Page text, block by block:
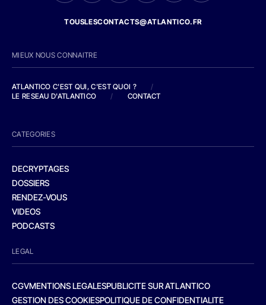
TOUSLESCONTACTS@ATLANTICO.FR
MIEUX NOUS CONNAITRE
ATLANTICO C'EST QUI, C'EST QUOI ?
/
LE RESEAU D'ATLANTICO
/ CONTACT
CATEGORIES
DECRYPTAGES
DOSSIERS
RENDEZ-VOUS
VIDEOS
PODCASTS
LEGAL
CGVMENTIONS LEGALESPUBLICITE SUR ATLANTICO
GESTION DES COOKIESPOLITIQUE DE CONFIDENTIALITE